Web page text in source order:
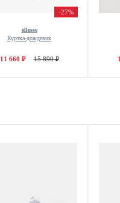
-27%
ellesse
Куртка-дождевик
11 660 ₽ 15 890 ₽